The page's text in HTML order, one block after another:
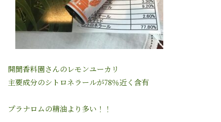
開聞香料園さんのレモンユーカリ
主要成分のシトロネラールが78％近く含有
プラナロムの精油より多い！！